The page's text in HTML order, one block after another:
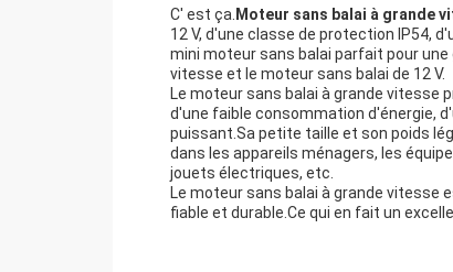
C' est ça. Moteur sans balai à grande
12 V, d'une classe de protection IP54,
mini moteur sans balai parfait pour
vitesse et le moteur sans balai de 12 V.
Le moteur sans balai à grande vitesse
d'une faible consommation d'énergie,
puissant.Sa petite taille et son poids
dans les appareils ménagers, les
jouets électriques, etc.
Le moteur sans balai à grande vitesse
fiable et durable.Ce qui en fait un